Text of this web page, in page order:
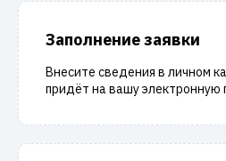
Заполнение заявки
Внесите сведения в личном
придёт на вашу электронную